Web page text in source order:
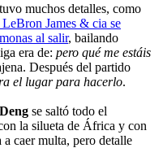
muchos detalles, como
James & cia se
al salir, bailando
era de: pero qué me estáis
Después del partido
el lugar para hacerlo.
Deng se saltó todo el
la silueta de África y con
caer multa, pero detalle